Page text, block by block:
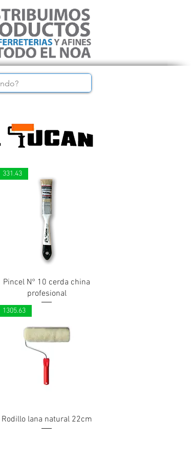
331.43
Pincel N° 10 cerda china
profesional
1305.63
Rodillo lana natural 22cm